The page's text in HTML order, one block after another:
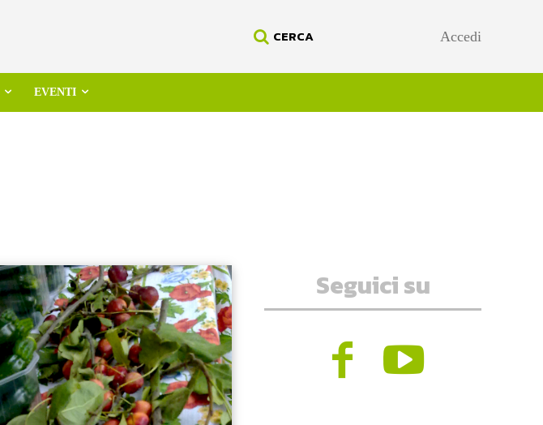
CERCA Accedi
EVENTI
Seguici su